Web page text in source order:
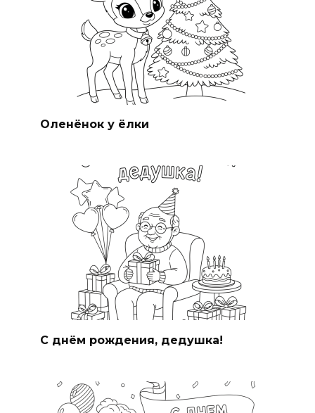
Оленёнок у ёлки
С днём рождения, дедушка!